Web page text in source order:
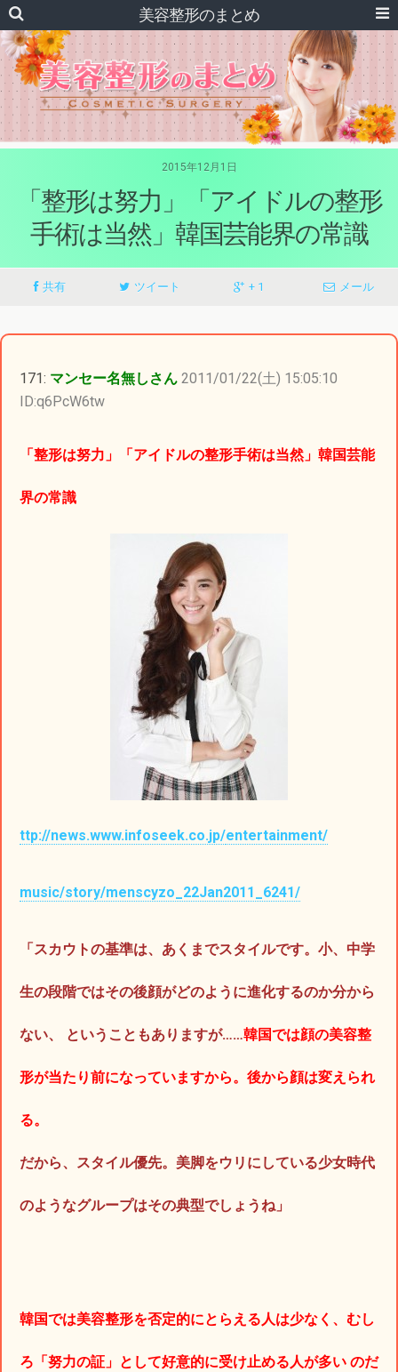
美容整形のまとめ
2015年12月1日
「整形は努力」「アイドルの整形
手術は当然」韓国芸能界の常識
共有 ツイート + 1 メール
171: マンセー名無しさん 2011/01/22(土) 15:05:10
ID:q6PcW6tw
「整形は努力」「アイドルの整形手術は当然」韓国芸能
界の常識
ttp://news.www.infoseek.co.jp/entertainment/
music/story/menscyzo_22Jan2011_6241/
「スカウトの基準は、あくまでスタイルです。小、中学
生の段階ではその後顔がどのように進化するのか分から
ない、 ということもありますが……韓国では顔の美容整
形が当たり前になっていますから。後から顔は変えられ
る。
だから、スタイル優先。美脚をウリにしている少女時代
のようなグループはその典型でしょうね」
韓国では美容整形を否定的にとらえる人は少なく、むし
ろ「努力の証」として好意的に受け止める人が多い のだ